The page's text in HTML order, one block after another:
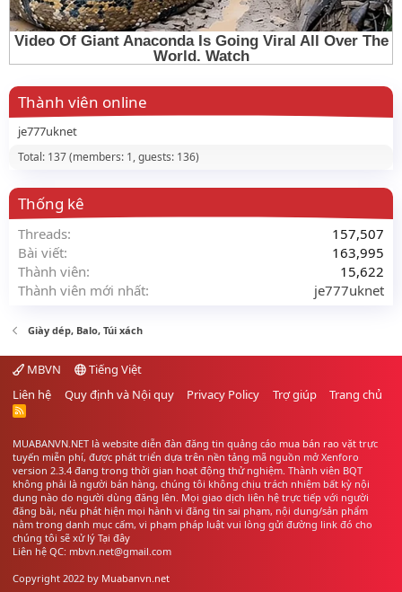
Thành viên online
je777uknet
Total: 137 (members: 1, guests: 136)
Thống kê
Threads
157,507
Bài viết
163,995
Thành viên
15,622
Thành viên mới nhất
je777uknet
Giày dép, Balo, Túi xách
MBVN
Tiếng Việt
Liên hệ
Quy định và Nội quy Privacy Policy Trợ giúp Trang chủ
R
MUABANVN.NET là website diễn đàn đăng tin quảng cáo mua bán rao vặt trực
tuyến miễn phí, được phát triển dựa trên nền tảng mã nguồn mở Xenforo
version 2.3.4 đang trong thời gian hoạt động thử nghiệm. Thành viên BQT
không phải là người bán hàng, chúng tôi không chịu trách nhiệm bất kỳ nội
dung nào do người dùng đăng lên. Mọi giao dịch liên hệ trực tiếp với người
đăng bài, nếu phát hiện mọi hành vi đăng tin sai phạm, nội dung/sản phẩm
nằm trong danh mục cấm, vi phạm pháp luật vui lòng gửi đường link đó cho
chúng tôi sẽ xử lý Tại đây
Liên hệ QC: mbvn.net@gmail.com
Copyright 2022 by Muabanvn.net